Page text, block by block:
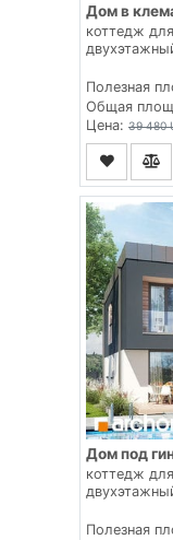
Дом в
коттедж
Полезная
Общая
Цена: 39 480
Дом под
коттедж
Полезная